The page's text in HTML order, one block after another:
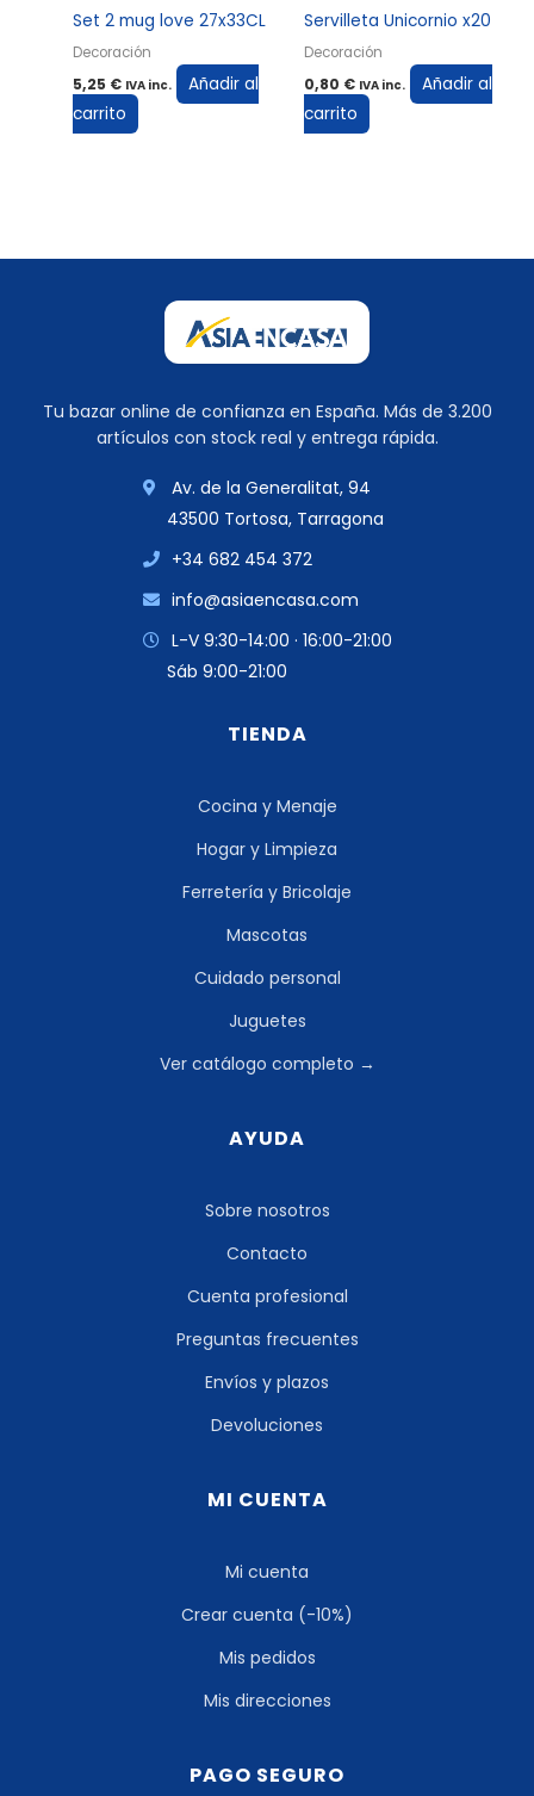
Set 2 mug love 27x33CL
Decoración
5,25 € IVA inc.
Añadir al
carrito
Servilleta Unicornio x20
Decoración
0,80 € IVA inc.
Añadir al
carrito
Tu bazar online de confianza en España. Más de 3.200
artículos con stock real y entrega rápida.
Av. de la Generalitat, 94
43500 Tortosa, Tarragona
+34 682 454 372
info@asiaencasa.com
L-V 9:30-14:00 · 16:00-21:00
Sáb 9:00-21:00
TIENDA
Cocina y Menaje
Hogar y Limpieza
Ferretería y Bricolaje
Mascotas
Cuidado personal
Juguetes
Ver catálogo completo →
AYUDA
Sobre nosotros
Contacto
Cuenta profesional
Preguntas frecuentes
Envíos y plazos
Devoluciones
MI CUENTA
Mi cuenta
Crear cuenta (-10%)
Mis pedidos
Mis direcciones
PAGO SEGURO